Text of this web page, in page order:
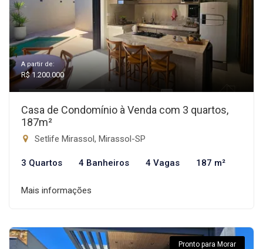
A partir de:
R$ 1.200.000
Casa de Condomínio à Venda com 3 quartos,
187m²
Setlife Mirassol, Mirassol-SP
3 Quartos 4 Banheiros 4 Vagas 187 m²
Mais informações
Pronto para Morar